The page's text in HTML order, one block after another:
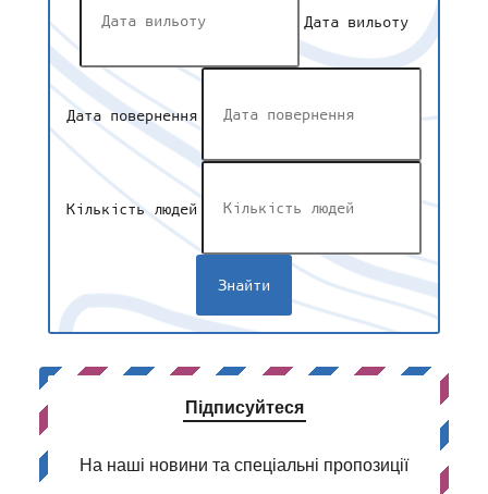
Дата вильоту
Дата повернення
Кількість людей
Підписуйтеся
На наші новини та спеціальні пропозиції